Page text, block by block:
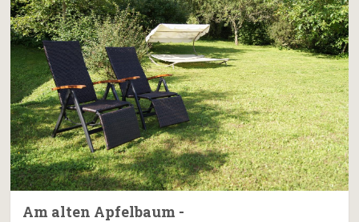
Am alten Apfelbaum -